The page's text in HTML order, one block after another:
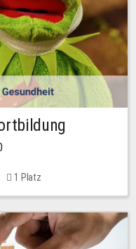
1 Platz